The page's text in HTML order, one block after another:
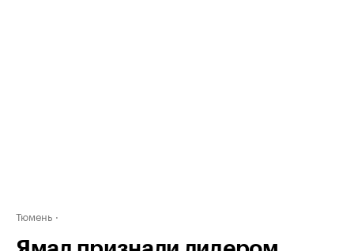
Тюмень